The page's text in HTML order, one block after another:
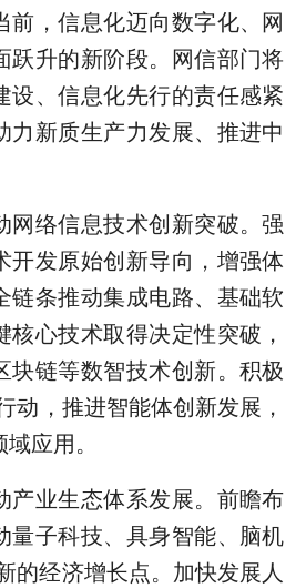
前，信息化迈向数字化、网
跃升的新阶段。网信部门将
设、信息化先行的责任感紧
力新质生产力发展、推进中
络信息技术创新突破。强
开发原始创新导向，增强体
链条推动集成电路、基础软
核心技术取得决定性突破，
块链等数智技术创新。积极
动，推进智能体创新发展，
应用。
业生态体系发展。前瞻布
量子科技、具身智能、脑机
的经济增长点。加快发展人